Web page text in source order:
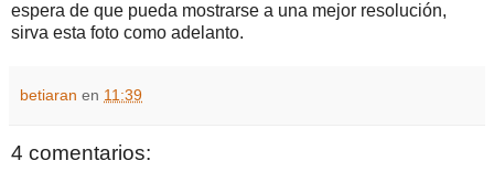
espera de que pueda mostrarse a una mejor resolución,
sirva esta foto como adelanto.
betiaran en 11:39
4 comentarios: